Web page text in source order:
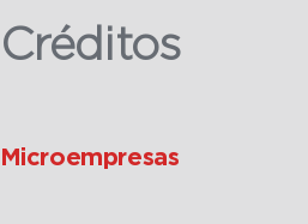
Créditos
Microempresas